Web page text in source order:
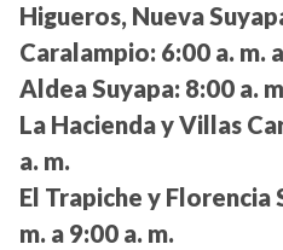
Higueros, Nueva
Caralampio: 6:00 a. m.
Aldea Suyapa: 8:00 a.
La Hacienda y Villas
a. m.
El Trapiche y Florencia
m. a 9:00 a. m.